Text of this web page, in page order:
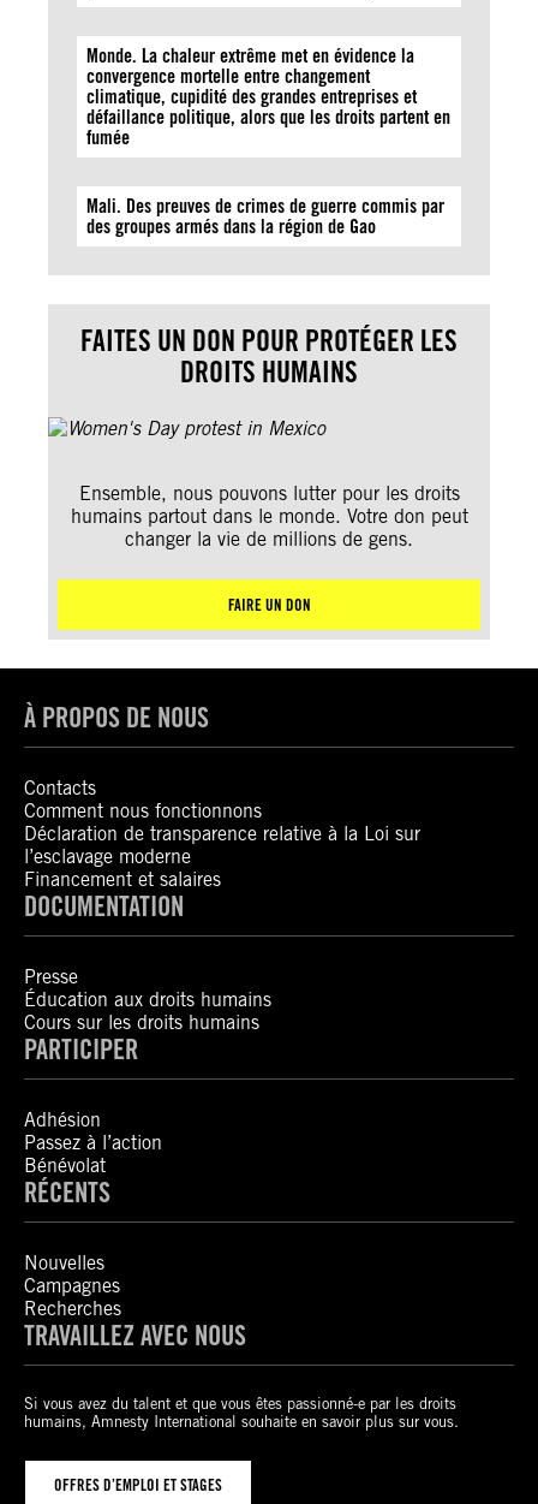
Monde. La chaleur extrême met en évidence la
convergence mortelle entre changement
climatique, cupidité des grandes entreprises et
défaillance politique, alors que les droits partent en
fumée
Mali. Des preuves de crimes de guerre commis par
des groupes armés dans la région de Gao
FAITES UN DON POUR PROTÉGER LES
DROITS HUMAINS
Ensemble, nous pouvons lutter pour les droits
humains partout dans le monde. Votre don peut
changer la vie de millions de gens.
FAIRE UN DON
À PROPOS DE NOUS
Contacts
Comment nous fonctionnons
Déclaration de transparence relative à la Loi sur
l’esclavage moderne
Financement et salaires
DOCUMENTATION
Presse
Éducation aux droits humains
Cours sur les droits humains
PARTICIPER
Adhésion
Passez à l’action
Bénévolat
RÉCENTS
Nouvelles
Campagnes
Recherches
TRAVAILLEZ AVEC NOUS
Si vous avez du talent et que vous êtes passionné-e par les droits
humains, Amnesty International souhaite en savoir plus sur vous.
OFFRES D’EMPLOI ET STAGES